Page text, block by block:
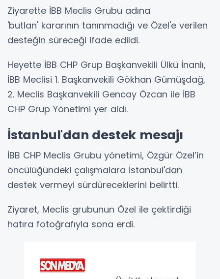
Ziyarette İBB Meclis Grubu adına
'butlan' kararının tanınmadığı ve Özel'e verilen
desteğin süreceği ifade edildi.
Heyette İBB CHP Grup Başkanvekili Ülkü İnanlı,
İBB Meclisi 1. Başkanvekili Gökhan Gümüşdağ,
2. Meclis Başkanvekili Gencay Özcan ile İBB
CHP Grup Yönetimi yer aldı.
İstanbul'dan destek mesajı
İBB CHP Meclis Grubu yönetimi, Özgür Özel’in
öncülüğündeki çalışmalara İstanbul'dan
destek vermeyi sürdüreceklerini belirtti.
Ziyaret, Meclis grubunun Özel ile çektirdiği
hatıra fotoğrafıyla sona erdi.